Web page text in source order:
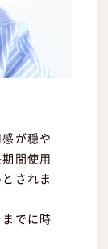
が穏や
間使用
されま
でに時